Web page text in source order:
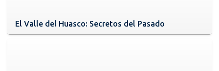
El Valle del Huasco: Secretos del Pasado